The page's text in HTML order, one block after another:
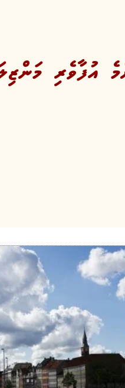
އުފާވެރި